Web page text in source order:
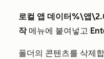
로컬 앱 데이터%\앱
작메뉴에 붙여넣고
폴더의 콘텐츠를 삭제